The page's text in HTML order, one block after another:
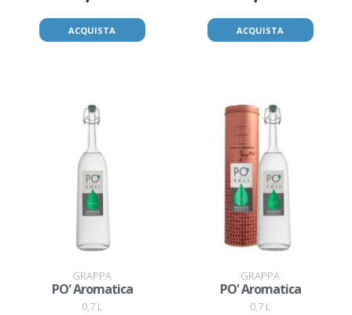
ACQUISTA ACQUISTA
GRAPPA
PO' Aromatica
0,7 L
GRAPPA
PO' Aromatica
0,7 L